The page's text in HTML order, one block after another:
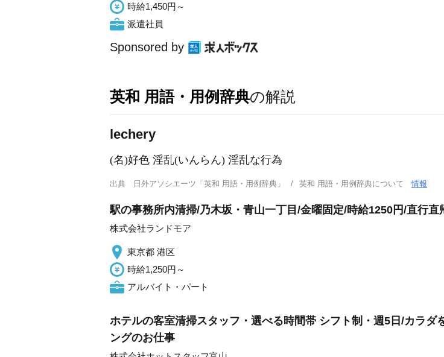
時給1,450円～
派遣社員
Sponsored by
英和 用語・用例辞典の解説
lechery
(名)好色 淫乱(いんらん) 淫乱な行為
出典 日外アソシエーツ「英和 用語・用例辞典」 英和 用語・用例辞典について情報
駅の事務所内清掃/乃木坂・青山一丁目/金曜固定/時給1250円/直行直
株式会社ランドモア
東京都 港区
時給1,250円～
アルバイト・パート
ホテルの客室清掃スタッフ・選べる時間帯 シフト制・週5日/カラ
ングのお仕事